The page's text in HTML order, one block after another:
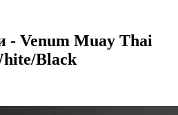
Venum Muay Thai
Black